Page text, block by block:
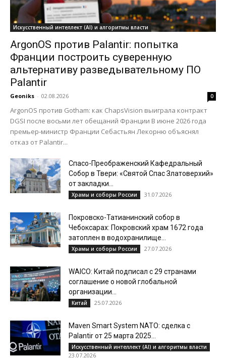
Искусственный интеллект (AI) и алгоритмы власти
ArgonOS против Palantir: попытка
Франции построить суверенную
альтернативу разведывательному ПО
Palantir
Geoniks - 02.08.2026 0
ArgonOS против Gotham: как ChapsVision выиграла контракт
DGSI после восьми лет обещаний Франции В июне 2026 года
премьер-министр Франции Себастьян Лекорню объяснял
отказ от Palantir...
Спасо-Преображенский Кафедральный
Собор в Твери: «Святой Спас Златоверхий»
от закладки...
Храмы и соборы России 31.07.2026
Покровско-Татианинский собор в
Чебоксарах: Покровский храм 1672 года
затоплен в водохранилище...
Храмы и соборы России 27.07.2026
WAICO: Китай подписал с 29 странами
соглашение о новой глобальной
организации...
Китай 25.07.2026
Maven Smart System NATO: сделка с
Palantir от 25 марта 2025...
Искусственный интеллект (AI) и алгоритмы власти
23.07.2026